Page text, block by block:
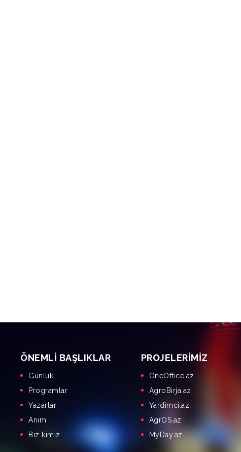
ÖNEMLI BAŞLIKLAR
Günlük
Programlar
Yazarlar
Anım
Biz kimiz
PROJELERIMIZ
OneOffice.az
AgroBirja.az
Yardimci.az
AgrOS.az
MyDay.az